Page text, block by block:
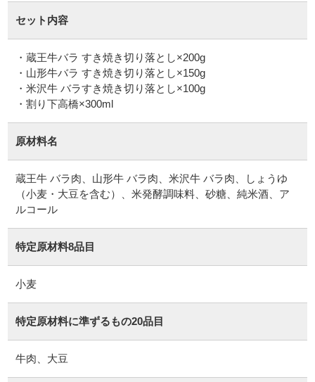
セット内容
・蔵王牛バラ すき焼き切り落とし×200g
・山形牛バラ すき焼き切り落とし×150g
・米沢牛 バラすき焼き切り落とし×100g
・割り下高橋×300ml
原材料名
蔵王牛 バラ肉、山形牛 バラ肉、米沢牛 バラ肉、しょうゆ
（小麦・大豆を含む）、米発酵調味料、砂糖、純米酒、ア
ルコール
特定原材料8品目
小麦
特定原材料に準ずるもの20品目
牛肉、大豆